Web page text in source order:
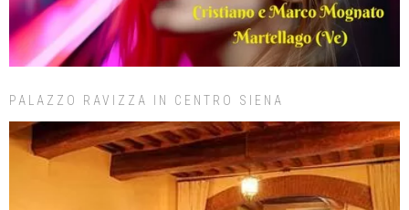
PALAZZO RAVIZZA IN CENTRO SIENA